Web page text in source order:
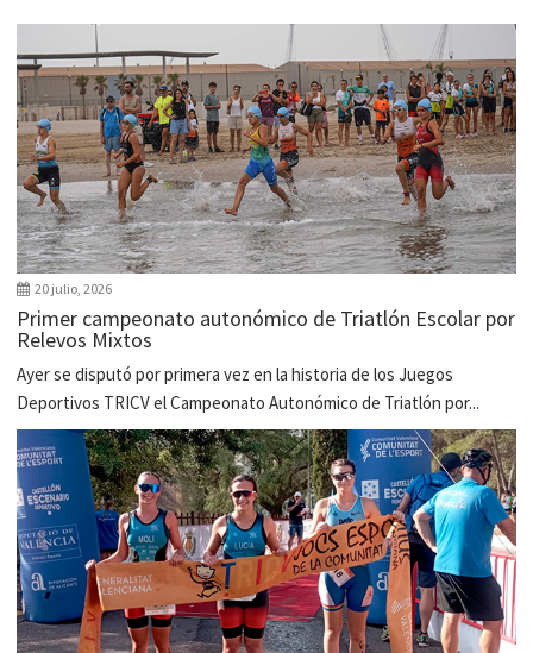
20 julio, 2026
Primer campeonato autonómico de Triatlón Escolar por
Relevos Mixtos
Ayer se disputó por primera vez en la historia de los Juegos
Deportivos TRICV el Campeonato Autonómico de Triatlón por...